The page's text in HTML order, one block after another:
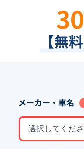
30
【無
メーカー・車名
選択してくだ